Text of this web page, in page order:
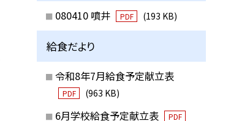
080410 噴井 PDF (193 KB)
給食だより
令和8年7月給食予定献立表
PDF (963 KB)
6月学校給食予定献立表 PDF